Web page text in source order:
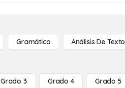
Gramática Análisis De Texto
Grado 3 Grado 4 Grado 5